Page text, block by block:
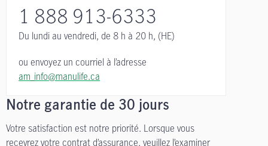
1 888 913-6333
Du lundi au vendredi, de 8 h à 20 h, (HE)
ou envoyez un courriel à l’adresse
am_info@manulife.ca
Notre garantie de 30 jours
Votre satisfaction est notre priorité. Lorsque vous
recevrez votre contrat d’assurance, veuillez l’examiner